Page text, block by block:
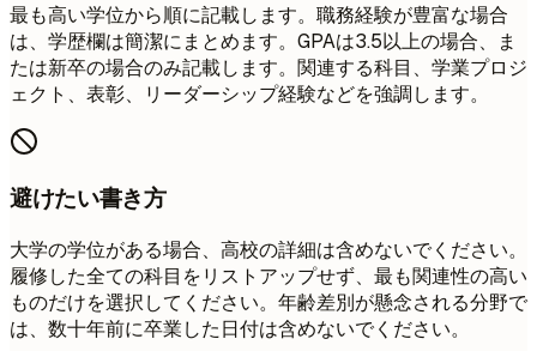
最も高い学位から順に記載します。職務経験が豊富な場合
は、学歴欄は簡潔にまとめます。GPAは3.5以上の場合、ま
たは新卒の場合のみ記載します。関連する科目、学業プロジ
ェクト、表彰、リーダーシップ経験などを強調します。
避けたい書き方
大学の学位がある場合、高校の詳細は含めないでください。
履修した全ての科目をリストアップせず、最も関連性の高い
ものだけを選択してください。年齢差別が懸念される分野で
は、数十年前に卒業した日付は含めないでください。